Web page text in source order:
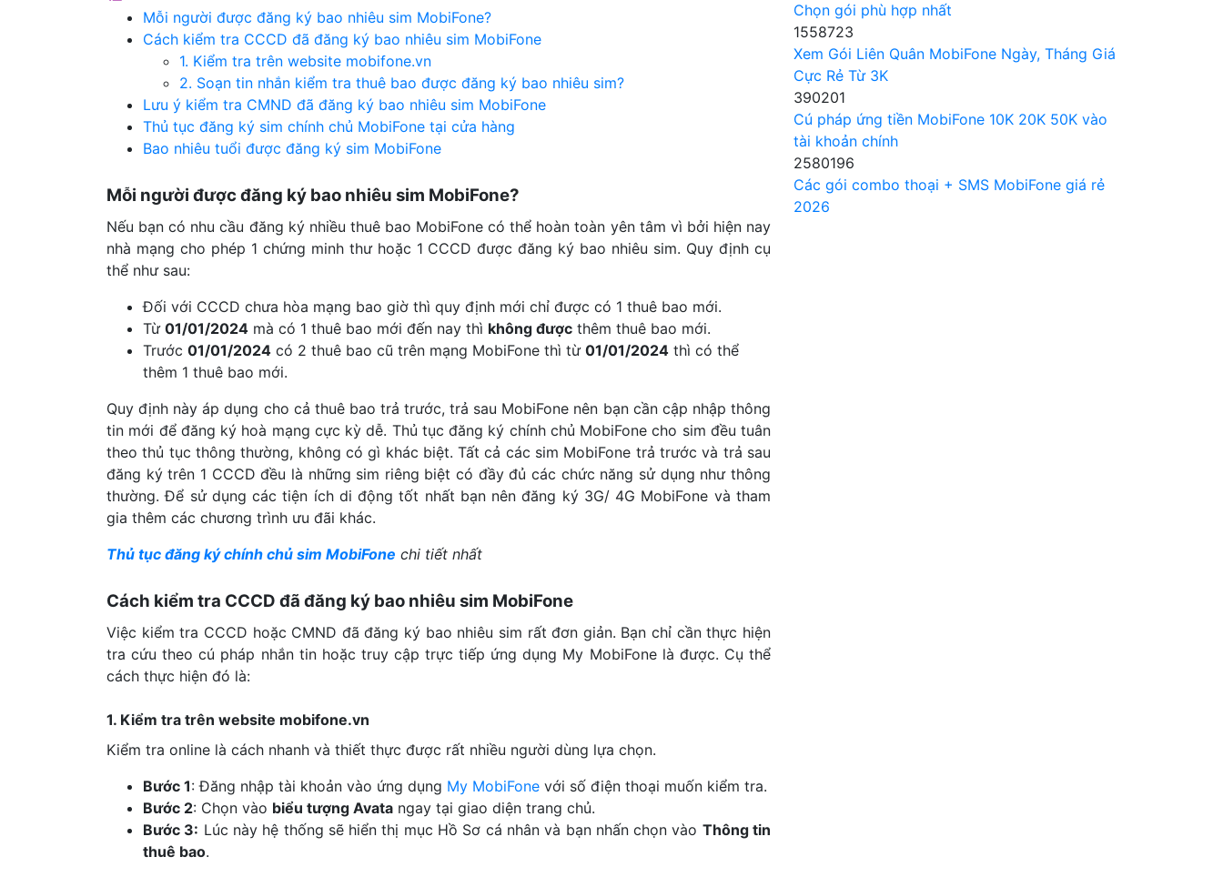
Mỗi người được đăng ký bao nhiêu sim MobiFone?
Cách kiểm tra CCCD đã đăng ký bao nhiêu sim MobiFone
1. Kiểm tra trên website mobifone.vn
2. Soạn tin nhắn kiểm tra thuê bao được đăng ký bao nhiêu sim?
Lưu ý kiểm tra CMND đã đăng ký bao nhiêu sim MobiFone
Thủ tục đăng ký sim chính chủ MobiFone tại cửa hàng
Bao nhiêu tuổi được đăng ký sim MobiFone
Mỗi người được đăng ký bao nhiêu sim MobiFone?
Nếu bạn có nhu cầu đăng ký nhiều thuê bao MobiFone có thể hoàn toàn yên tâm vì bởi hiện nay
nhà mạng cho phép 1 chứng minh thư hoặc 1 CCCD được đăng ký bao nhiêu sim. Quy định cụ
thể như sau:
Đối với CCCD chưa hòa mạng bao giờ thì quy định mới chỉ được có 1 thuê bao mới.
Từ 01/01/2024 mà có 1 thuê bao mới đến nay thì không được thêm thuê bao mới.
Trước 01/01/2024 có 2 thuê bao cũ trên mạng MobiFone thì từ 01/01/2024 thì có thể
thêm 1 thuê bao mới.
Quy định này áp dụng cho cả thuê bao trả trước, trả sau MobiFone nên bạn cần cập nhập thông
tin mới để đăng ký hoà mạng cực kỳ dễ. Thủ tục đăng ký chính chủ MobiFone cho sim đều tuân
theo thủ tục thông thường, không có gì khác biệt. Tất cả các sim MobiFone trả trước và trả sau
đăng ký trên 1 CCCD đều là những sim riêng biệt có đầy đủ các chức năng sử dụng như thông
thường. Để sử dụng các tiện ích di động tốt nhất bạn nên đăng ký 3G/ 4G MobiFone và tham
gia thêm các chương trình ưu đãi khác.
Thủ tục đăng ký chính chủ sim MobiFone chi tiết nhất
Cách kiểm tra CCCD đã đăng ký bao nhiêu sim MobiFone
Việc kiểm tra CCCD hoặc CMND đã đăng ký bao nhiêu sim rất đơn giản. Bạn chỉ cần thực hiện
tra cứu theo cú pháp nhắn tin hoặc truy cập trực tiếp ứng dụng My MobiFone là được. Cụ thể
cách thực hiện đó là:
1. Kiểm tra trên website mobifone.vn
Kiểm tra online là cách nhanh và thiết thực được rất nhiều người dùng lựa chọn.
Bước 1: Đăng nhập tài khoản vào ứng dụng My MobiFone với số điện thoại muốn kiểm tra.
Bước 2: Chọn vào biểu tượng Avata ngay tại giao diện trang chủ.
Bước 3: Lúc này hệ thống sẽ hiển thị mục Hồ Sơ cá nhân và bạn nhấn chọn vào Thông tin
thuê bao.
Chọn gói phù hợp nhất
1558723
Xem Gói Liên Quân MobiFone Ngày, Tháng Giá
Cực Rẻ Từ 3K
390201
Cú pháp ứng tiền MobiFone 10K 20K 50K vào
tài khoản chính
2580196
Các gói combo thoại + SMS MobiFone giá rẻ
2026